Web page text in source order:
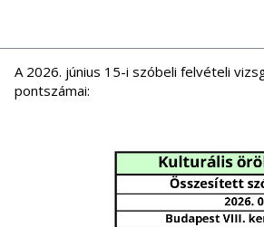
A 2026. június 15-i szóbeli felvételi
pontszámai: